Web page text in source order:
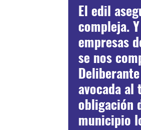
El edil
compleja.
empresas
se nos
avocada al
obligación
municipio